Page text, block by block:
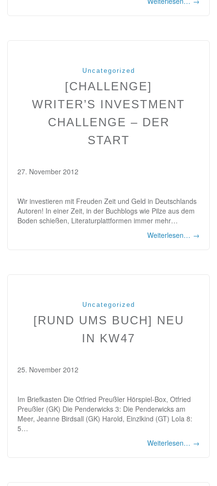
Uncategorized
[CHALLENGE]
WRITER’S INVESTMENT
CHALLENGE – DER
START
27. November 2012
Wir investieren mit Freuden Zeit und Geld in Deutschlands
Autoren! In einer Zeit, in der Buchblogs wie Pilze aus dem
Boden schießen, Literaturplattformen immer mehr…
Weiterlesen… →
Uncategorized
[RUND UMS BUCH] NEU
IN KW47
25. November 2012
Im Briefkasten Die Otfried Preußler Hörspiel-Box, Otfried
Preußler (GK) Die Penderwicks 3: Die Penderwicks am
Meer, Jeanne Birdsall (GK) Harold, Einzlkind (GT) Lola 8:
5…
Weiterlesen… →